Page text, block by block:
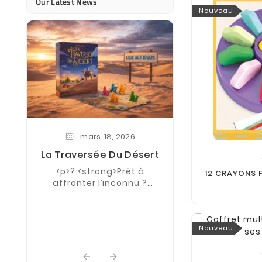
mars 18, 2026
La Traversée Du Désert
<p>? <strong>Prêt à
affronter l’inconnu ?
Offre Mini
-25% pour le
 
Nouveau
12 CRAYONS
Nouveau